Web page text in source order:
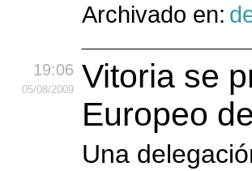
Archivado en:
19:06
05/08/2009
Vitoria se
Europeo
Una